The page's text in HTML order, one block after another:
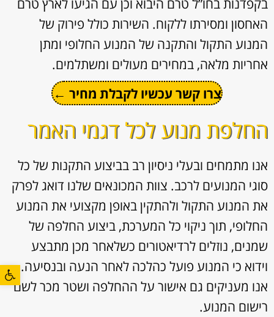
פתח
בקפדנות בחו”ל טרם היבוא וכן עם הגיעו לארץ טרם
האחסון ומסירתו ללקוח. השירות כולל פירוק של
המנוע התקול והתקנה של המנוע החלופי ומתן
אחריות מלאה, במחירים מעולים ומשתלמים.
צרו קשר עכשיו לקבלת מחיר ←
החלפת מנוע לכל דגמי האמר
אנו מתמחים ובעלי ניסיון רב בביצוע התקנות של כל
סוגי המנועים לרכב. צוות המכונאים שלנו דואג לפרק
את המנוע התקול ולהתקין באופן מקצועי את המנוע
החלופי, תוך ניקוי כל המערכת, ביצוע החלפה של
שמנים, נוזלים לרדיאטורים כשלאחר מכן מתבצע
וידוא כי המנוע פועל כהלכה לאחר הנעה ובנסיעה.
אנו מעניקים גם אישור על ההחלפה ושטר מכר לשם
רישום המנוע.